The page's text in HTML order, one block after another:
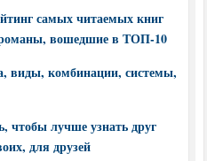
самых читаемых книг
романы, вошедшие в ТОП-10
виды, комбинации, системы,
чтобы лучше узнать друг
для друзей